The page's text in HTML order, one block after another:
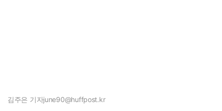
김주은 기자june90@huffpost.kr